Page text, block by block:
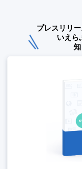
プレスリリ
いえら